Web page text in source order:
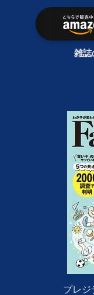
雑誌
プレジ